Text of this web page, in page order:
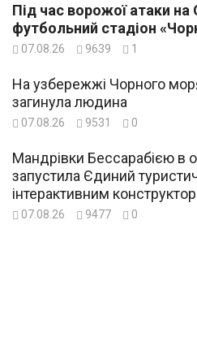
Під час ворожої атаки
футбольний стадіон
07.08.26 9639 1
На узбережжі Чорного
загинула людина
07.08.26 9531 0
Мандрівки Бессарабією в
запустила Єдиний
інтерактивним
07.08.26 9477 0